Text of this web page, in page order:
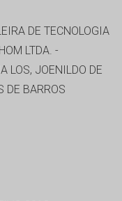
DE TECNOLOGIA
LTDA. -
LOS, JOENILDO DE
DE BARROS